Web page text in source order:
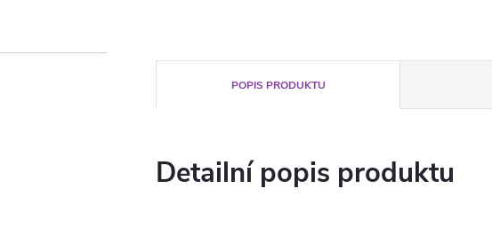
POPIS PRODUKTU
Detailní popis produktu